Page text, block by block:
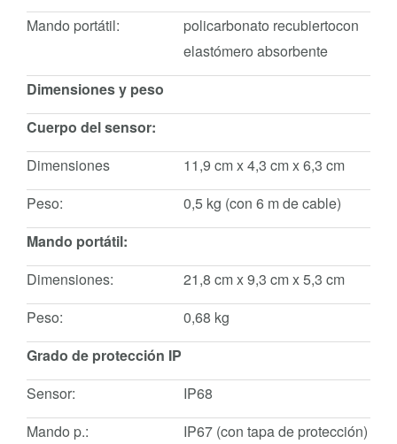
Mando portátil:
policarbonato recubiertocon
elastómero absorbente
Dimensiones y peso
Cuerpo del sensor:
Dimensiones
11,9 cm x 4,3 cm x 6,3 cm
Peso:
0,5 kg (con 6 m de cable)
Mando portátil:
Dimensiones:
21,8 cm x 9,3 cm x 5,3 cm
Peso:
0,68 kg
Grado de protección IP
Sensor:
IP68
Mando p.:
IP67 (con tapa de protección)